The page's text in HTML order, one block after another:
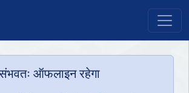
ऑफलाइन रहेगा